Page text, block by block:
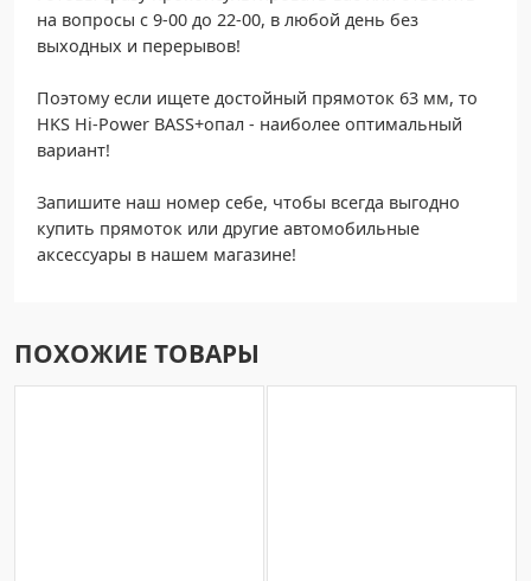
на вопросы с 9-00 до 22-00, в любой день без
выходных и перерывов!
Поэтому если ищете достойный прямоток 63 мм, то
HKS Hi-Power BASS+опал - наиболее оптимальный
вариант!
Запишите наш номер себе, чтобы всегда выгодно
купить прямоток или другие автомобильные
аксессуары в нашем магазине!
ПОХОЖИЕ ТОВАРЫ